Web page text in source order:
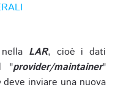
LAR, cioè i dati
"provider/maintainer"
deve inviare una nuova